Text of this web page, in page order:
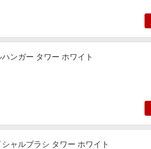
ンガー タワー ホワイト
ャルブラシ タワー ホワイト